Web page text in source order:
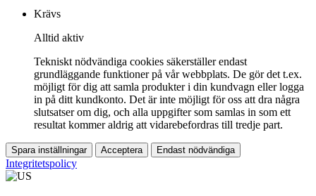
Krävs
Alltid aktiv
Tekniskt nödvändiga cookies säkerställer endast
grundläggande funktioner på vår webbplats. De gör det t.ex.
möjligt för dig att samla produkter i din kundvagn eller logga
in på ditt kundkonto. Det är inte möjligt för oss att dra några
slutsatser om dig, och alla uppgifter som samlas in som ett
resultat kommer aldrig att vidarebefordras till tredje part.
Spara inställningar Acceptera Endast nödvändiga
Integritetspolicy